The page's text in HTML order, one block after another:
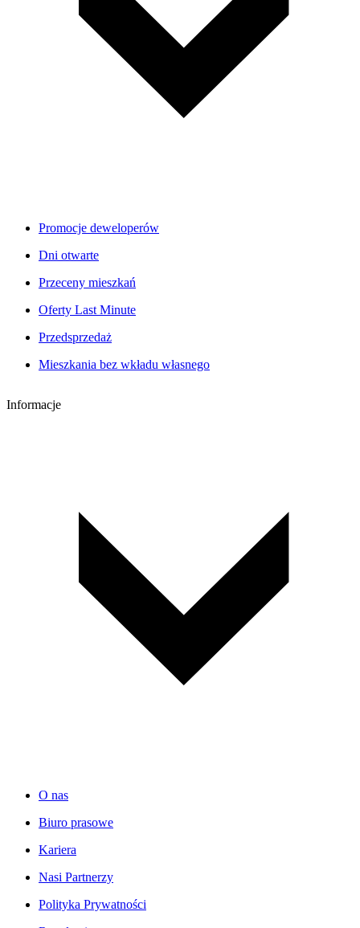
Promocje deweloperów
Dni otwarte
Przeceny mieszkań
Oferty Last Minute
Przedsprzedaż
Mieszkania bez wkładu własnego
Informacje
O nas
Biuro prasowe
Kariera
Nasi Partnerzy
Polityka Prywatności